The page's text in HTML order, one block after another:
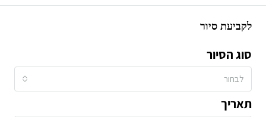
לקביעת סיור
סוג הסיור
לבחור
תאריך